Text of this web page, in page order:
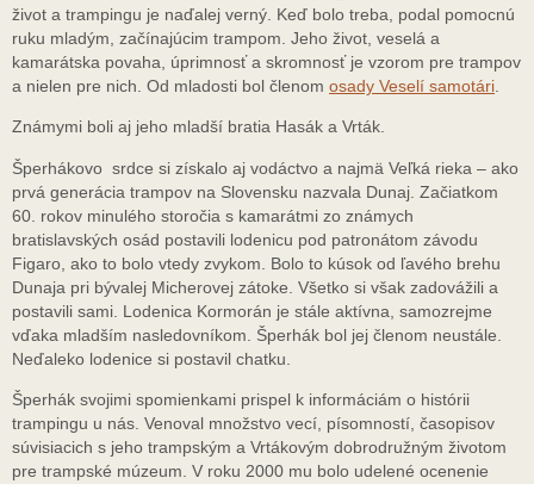
život a trampingu je naďalej verný. Keď bolo treba, podal pomocnú
ruku mladým, začínajúcim trampom. Jeho život, veselá a
kamarátska povaha, úprimnosť a skromnosť je vzorom pre trampov
a nielen pre nich. Od mladosti bol členom osady Veselí samotári
Známymi boli aj jeho mladší bratia Hasák a Vrták.
Šperhákovo srdce si získalo aj vodáctvo a najmä Veľká rieka – ako
prvá generácia trampov na Slovensku nazvala Dunaj. Začiatkom
60. rokov minulého storočia s kamarátmi zo známych
bratislavských osád postavili lodenicu pod patronátom závodu
Figaro, ako to bolo vtedy zvykom. Bolo to kúsok od ľavého brehu
Dunaja pri bývalej Micherovej zátoke. Všetko si však zadovážili a
postavili sami. Lodenica Kormorán je stále aktívna, samozrejme
vďaka mladším nasledovníkom. Šperhák bol jej členom neustále.
Neďaleko lodenice si postavil chatku.
Šperhák svojimi spomienkami prispel k informáciám o histórii
trampingu u nás. Venoval množstvo vecí, písomností, časopisov
súvisiacich s jeho trampským a Vrtákovým dobrodružným životom
pre trampské múzeum. V roku 2000 mu bolo udelené ocenenie